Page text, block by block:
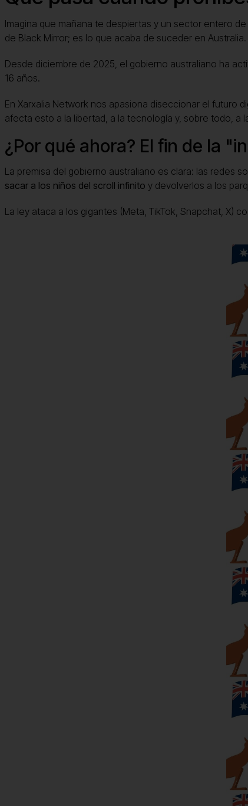
Imagina que mañana te despiertas y un sector entero
de Black Mirror; es lo que acaba de suceder en Australia.
Desde diciembre de 2025, el gobierno australiano ha
16 años.
En Xarxalia Network nos apasiona diseccionar el futuro
afecta esto a la libertad, a la tecnología y, sobre todo, a
¿Por qué ahora? El fin de la
La premisa del gobierno australiano es clara: las redes
sacar a los niños del scroll infinito y devolverlos a los
La ley ataca a los gigantes (Meta, TikTok, Snapchat, X)